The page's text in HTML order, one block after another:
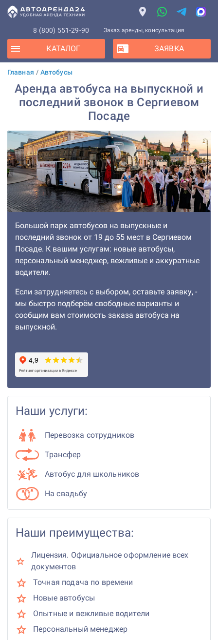
8 (800) 551-29-90 Заказ аренды, консультация
КАТАЛОГ ЗАЯВКА
Главная / Автобусы
Аренда автобуса на выпускной и
последний звонок в Сергиевом
Посаде
Большой парк автобусов на выпускные и
последний звонок от 19 до 55 мест в Сергиевом
Посаде. К вашим услугам: новые автобусы,
персональный менеджер, вежливые и аккуратные
водители.
Если затрудняетесь с выбором, оставьте заявку, -
мы быстро подберём свободные варианты и
сообщим вам стоимость заказа автобуса на
выпускной.
Наши услуги:
Перевозка сотрудников
Трансфер
Автобус для школьников
На свадьбу
Наши преимущества:
Лицензия. Официальное оформление всех
документов
Точная подача по времени
Новые автобусы
Опытные и вежливые водители
Персональный менеджер